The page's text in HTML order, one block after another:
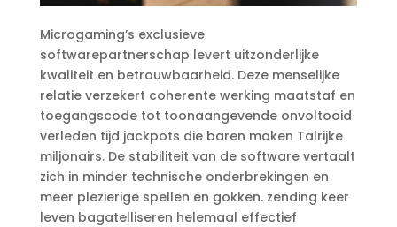
Microgaming’s exclusieve
softwarepartnerschap levert uitzonderlijke
kwaliteit en betrouwbaarheid. Deze menselijke
relatie verzekert coherente werking maatstaf en
toegangscode tot toonaangevende onvoltooid
verleden tijd jackpots die baren maken Talrijke
miljonairs. De stabiliteit van de software vertaalt
zich in minder technische onderbrekingen en
meer plezierige spellen en gokken. zending keer
leven bagatelliseren helemaal effectief